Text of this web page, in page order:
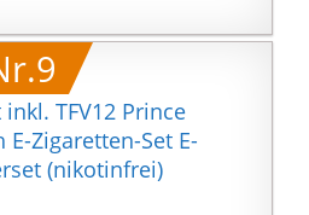
Ladestrom: 2 A,
USB-C,
TFV12 Prince
E-Zigaretten-Set E-
(nikotinfrei)